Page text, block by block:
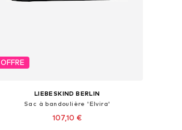
OFFRE
LIEBESKIND BERLIN
Sac à bandoulière 'Elvira'
107,10 €